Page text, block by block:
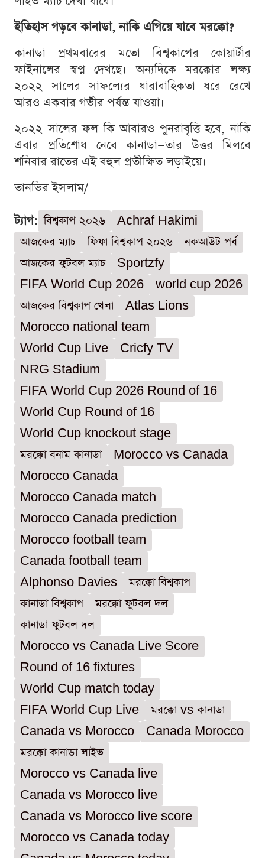
ইতিহাস গড়বে কানাডা, নাকি এগিয়ে যাবে মরক্কো?
কানাডা প্রথমবারের মতো বিশ্বকাপের কোয়ার্টার
ফাইনালের স্বপ্ন দেখছে। অন্যদিকে মরক্কোর লক্ষ্য
২০২২ সালের সাফল্যের ধারাবাহিকতা ধরে রেখে
আরও একবার গভীর পর্যন্ত যাওয়া।
২০২২ সালের ফল কি আবারও পুনরাবৃত্তি হবে, নাকি
এবার প্রতিশোধ নেবে কানাডা—তার উত্তর মিলবে
শনিবার রাতের এই বহুল প্রতীক্ষিত লড়াইয়ে।
তানভির ইসলাম/
ট্যাগ: বিশ্বকাপ ২০২৬
Achraf Hakimi
আজকের ম্যাচ
ফিফা বিশ্বকাপ ২০২৬
নকআউট পর্ব
আজকের ফুটবল ম্যাচ
Sportzfy
FIFA World Cup 2026
world cup 2026
আজকের বিশ্বকাপ খেলা
Atlas Lions
Morocco national team
World Cup Live
Cricfy TV
NRG Stadium
FIFA World Cup 2026 Round of 16
World Cup Round of 16
World Cup knockout stage
মরক্কো বনাম কানাডা
Morocco vs Canada
Morocco Canada
Morocco Canada match
Morocco Canada prediction
Morocco football team
Canada football team
Alphonso Davies
মরক্কো বিশ্বকাপ
কানাডা বিশ্বকাপ
মরক্কো ফুটবল দল
কানাডা ফুটবল দল
Morocco vs Canada Live Score
Round of 16 fixtures
World Cup match today
FIFA World Cup Live
মরক্কো vs কানাডা
Canada vs Morocco
Canada Morocco
মরক্কো কানাডা লাইভ
Morocco vs Canada live
Canada vs Morocco live
Canada vs Morocco live score
Morocco vs Canada today